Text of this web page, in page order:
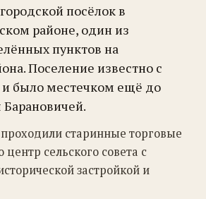
посёлок в
районе, один из
пунктов на
Поселение известно с
было местечком ещё до
старинные торговые
центр сельского совета с
застройкой и